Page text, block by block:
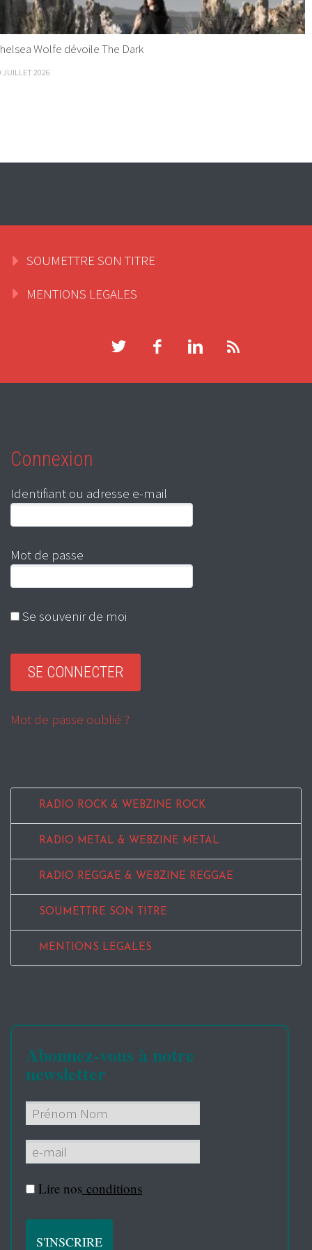
Wolfe dévoile The Dark
JUILLET 2026
SOUMETTRE SON TITRE
MENTIONS LEGALES
Connexion
Identifiant ou adresse e-mail
Mot de passe
Se souvenir de moi
Mot de passe oublié ?
RADIO ROCK & WEBZINE ROCK
RADIO METAL & WEBZINE METAL
RADIO REGGAE & WEBZINE REGGAE
SOUMETTRE SON TITRE
MENTIONS LEGALES
Abonnez-vous à notre
newsletter
Lire nos conditions